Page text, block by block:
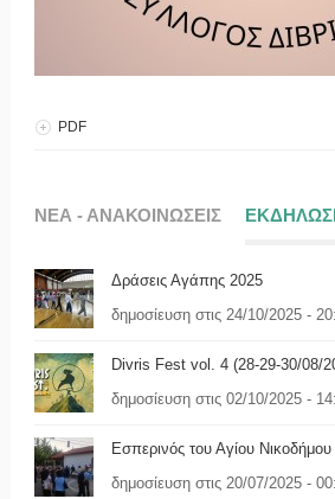
PDF
ΝΕΑ - ΑΝΑΚΟΙΝΩΣΕΙΣ
Δράσεις Αγάπης 2025
δημοσίευση στις 24/10/2025 -
Divris Fest vol. 4 (28-29-30/08/
δημοσίευση στις 02/10/2025 -
Eσπερινός του Αγίου
δημοσίευση στις 20/07/2025 -